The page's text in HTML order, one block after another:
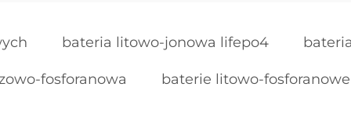
bateria litowo-jonowa lifepo4
fosforanowa baterie litowo-